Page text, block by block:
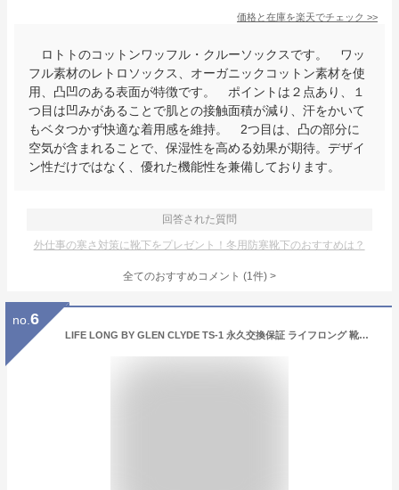
価格と在庫を楽天でチェック >>
ロトトのコットンワッフル・クルーソックスです。 ワッ
フル素材のレトロソックス、オーガニックコットン素材を使
用、凸凹のある表面が特徴です。 ポイントは２点あり、１
つ目は凹みがあることで肌との接触面積が減り、汗をかいて
もベタつかず快適な着用感を維持。 2つ目は、凸の部分に
空気が含まれることで、保湿性を高める効果が期待。デザイ
ン性だけではなく、優れた機能性を兼備しております。
回答された質問
外仕事の寒さ対策に靴下をプレゼント！冬用防寒靴下のおすすめは？
全てのおすすめコメント (1件) >
no. 6
LIFE LONG BY GLEN CLYDE TS-1 永久交換保証 ライフロング 靴下 メンズ グレンクライド CORDURA コーデュラナイロン ソックス 日本製 ハイソックス クルーソックス 男性用 ギフト プレゼント 綿中厚ソックス 【あす楽対応】 【ネコポス対応】